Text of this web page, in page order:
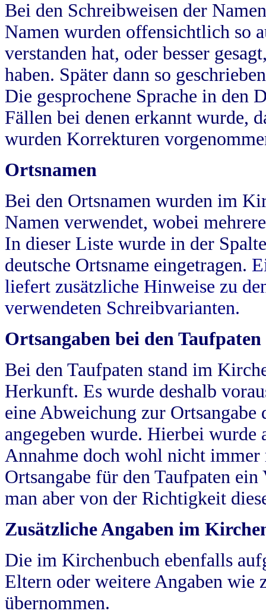
Bei den Schreibweisen der
Namen wurden offensichtlich so
verstanden hat, oder besser
haben. Später dann so
Die gesprochene Sprache in
Fällen bei denen erkannt wurde,
wurden Korrekturen
Ortsnamen
Bei den Ortsnamen wurden im
Namen verwendet, wobei
In dieser Liste wurde in der
deutsche Ortsname eingetragen.
liefert zusätzliche Hinweise zu
verwendeten Schreibvarianten.
Ortsangaben bei den Taufpaten
Bei den Taufpaten stand im
Herkunft. Es wurde deshalb
eine Abweichung zur
angegeben wurde. Hierbei wurde
Annahme doch wohl nicht
Ortsangabe für den Taufpaten
man aber von der Richtigkeit
Zusätzliche Angaben im
Die im Kirchenbuch ebenfalls
Eltern oder weitere Angaben wie
übernommen.